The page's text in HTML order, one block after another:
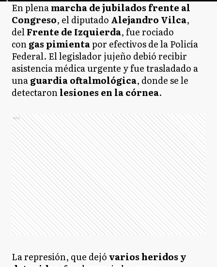
En plenamarcha de jubilados frente al
Congreso, el diputado Alejandro Vilca,
delFrente de Izquierda, fue rociado
congas pimientapor efectivos de la Policía
Federal. El legislador jujeño debió recibir
asistencia médica urgente y fue trasladado a
unaguardia oftalmológica, donde se le
detectaronlesiones en la córnea.
Ads
La represión, que dejóvarios heridos y